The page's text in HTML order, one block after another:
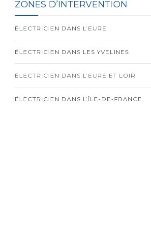
ZONES D’INTERVENTION
ÉLECTRICIEN DANS L’EURE
ÉLECTRICIEN DANS LES YVELINES
ÉLECTRICIEN DANS L’EURE ET LOIR
ÉLECTRICIEN DANS L’ÎLE-DE-FRANCE